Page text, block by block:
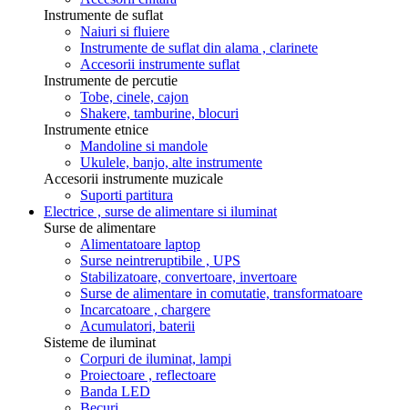
Instrumente de suflat
Naiuri si fluiere
Instrumente de suflat din alama , clarinete
Accesorii instrumente suflat
Instrumente de percutie
Tobe, cinele, cajon
Shakere, tamburine, blocuri
Instrumente etnice
Mandoline si mandole
Ukulele, banjo, alte instrumente
Accesorii instrumente muzicale
Suporti partitura
Electrice , surse de alimentare si iluminat
Surse de alimentare
Alimentatoare laptop
Surse neintreruptibile , UPS
Stabilizatoare, convertoare, invertoare
Surse de alimentare in comutatie, transformatoare
Incarcatoare , chargere
Acumulatori, baterii
Sisteme de iluminat
Corpuri de iluminat, lampi
Proiectoare , reflectoare
Banda LED